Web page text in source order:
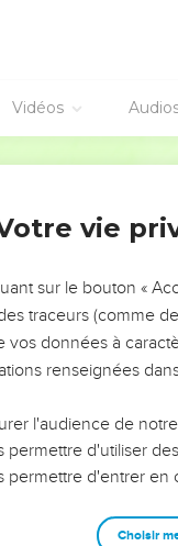
Vidéos
ÉVITER LES
réussites, leur impact,
difficiles qu'ils ont
et responsables
pour avancer avec plus
un ministère, une
vie
sur le bouton «
traceurs (comme
vos données à
renseignées
l'audience de
permettre d'utiliser
permettre d'entrer en
Choisir